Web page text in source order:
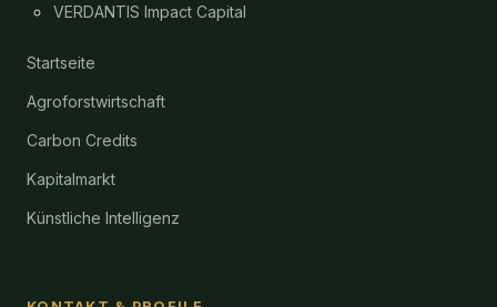
VERDANTIS Impact Capital
Startseite
Agroforstwirtschaft
Carbon Credits
Kapitalmarkt
Künstliche Intelligenz